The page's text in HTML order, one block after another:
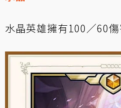
水晶英雄擁有100／60傷